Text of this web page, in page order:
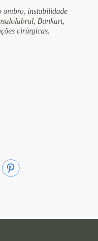
ombro, instabilidade
Bankart,
cirúrgicas.